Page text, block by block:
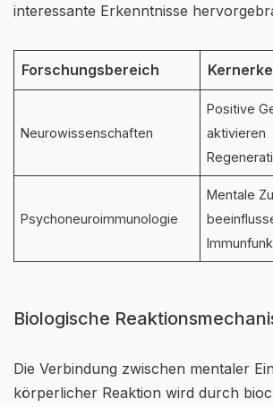
interessante Erkenntnisse
Forschungsbereich
Neurowissenschaften
Positive
aktivieren
Psychoneuroimmunologie
Mentale
Biologische
Die Verbindung zwischen mentaler
körperlicher Reaktion wird durch